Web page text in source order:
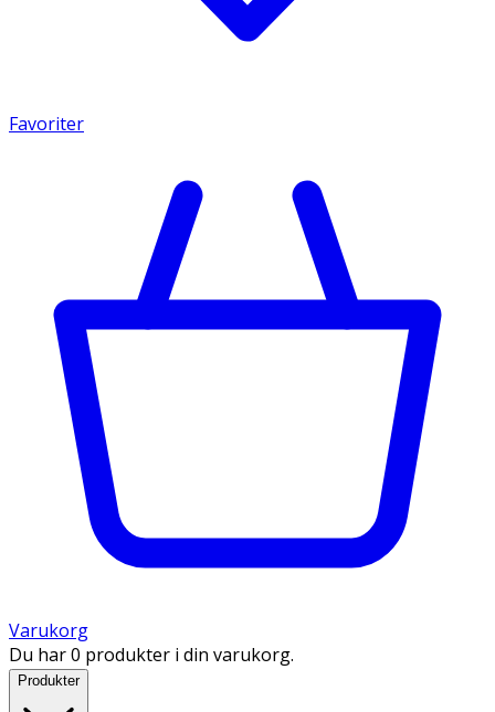
Favoriter
Varukorg
Du har 0 produkter i din varukorg.
Produkter